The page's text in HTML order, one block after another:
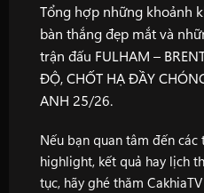
Tổng hợp những khoảnh
bàn thắng đẹp mắt và
trận đấu FULHAM –
ĐỘ, CHỐT HẠ ĐẦY
ANH 25/26.
Nếu bạn quan tâm đến các
highlight, kết quả hay lịch
tục, hãy ghé thăm CakhiaTV